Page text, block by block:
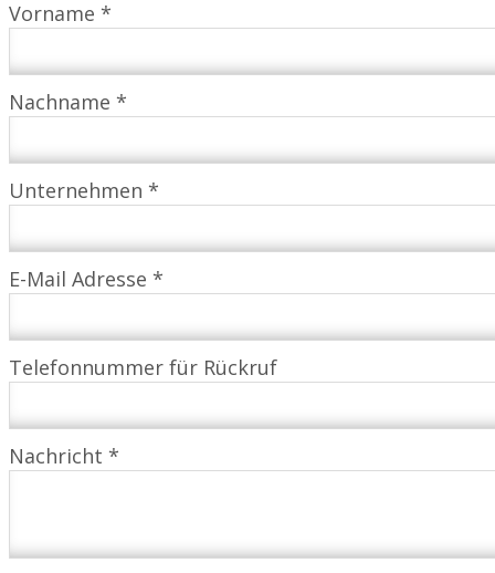
Vorname *
Nachname *
Unternehmen *
E-Mail Adresse *
Telefonnummer für Rückruf
Nachricht *